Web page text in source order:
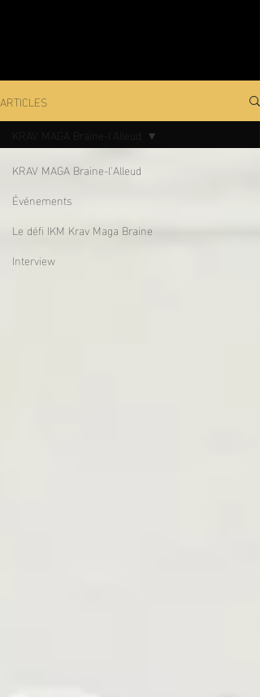
ARTICLES
KRAV MAGA Braine-l'Alleud
Événements
Le défi IKM Krav Maga Braine
Interview
KRAV MAGA Braine-l'Alleud